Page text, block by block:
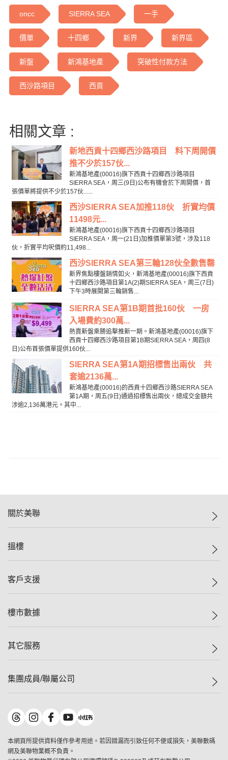
oncc SIERRA SEA 一手
價單 十四鄉 新界 新界區
新盤 新鴻基地產 突破性付款方法
西沙路項目 西貢
相關文章 :
新地西貢十四鄉西沙路項目 料下周開價
推不少於157伙...
新鴻基地產(00016)旗下西貢十四鄉西沙路項目
SIERRA SEA，周三(9日)公布有機會於下周開價，首
張價單將提供不少於157伙......
西沙SIERRA SEA加推118伙 折實均價
11498元...
新鴻基地產(00016)旗下西貢十四鄉西沙路項目
SIERRA SEA，周一(21日)加推價單第3號，涉及118
伙，折實平均呎價約11,498...
西沙SIERRA SEA第三輪128伙全數售罄
新界焦點樓盤銷情如火，新鴻基地產(00016)旗下西貢
十四鄉西沙路項目第1A(2)期SIERRA SEA，周三(7日)
下午3時展開第三輪銷售...
SIERRA SEA第1B期首批160伙 一房
入場費約300萬...
熱賣新盤乘勝追擊推新一期。新鴻基地產(00016)旗下
西貢十四鄉西沙路項目第1B期SIERRA SEA，周四(8
日)公布首張價單提供160伙...
SIERRA SEA第1A期招標售出兩伙 共
套逾2136萬...
新鴻基地產(00016)的西貢十四鄉西沙路SIERRA SEA
第1A期，周五(9日)通過招標售出兩伙，總成交金額共
涉逾2,136萬港元。其中...
關於美聯
美聯集團
人才招募
搵樓
一手新盤
減價
美聯豪宅
獨家樓盤
租盤
客戶支援
自助放盤
查詢熱線
按揭計算機
負擔能力計算機
轉按計算機
繳款方式
樓市數據
樓價指數
歷史成交
屋苑成交排行榜
地區百科
其它服務
屋苑專頁
美聯精英會
美善會
集團成員/聯屬公司
美聯物業
鋑聯控股*
美聯工商舖*
美聯中國
本網頁所提供資料僅作參考用途。若因錯漏而引致任何不便或損失，美聯數碼
網及美聯物業概不負責。